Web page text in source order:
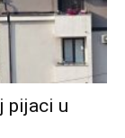
pijaci u